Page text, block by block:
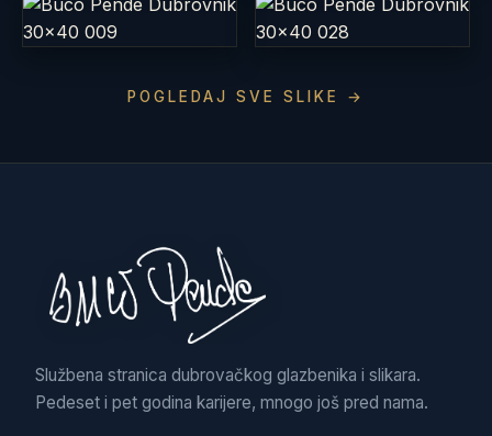
POGLEDAJ SVE SLIKE →
Službena stranica dubrovačkog glazbenika i slikara.
Pedeset i pet godina karijere, mnogo još pred nama.